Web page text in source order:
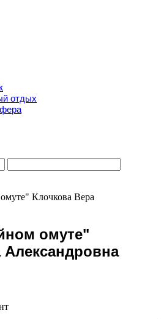
отдых
Клочкова Вера
омуте"